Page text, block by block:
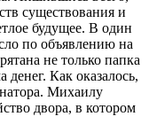
существования и
будущее. В один
по объявлению на
не только папка
денег. Как оказалось,
Михаилу
двора, в котором